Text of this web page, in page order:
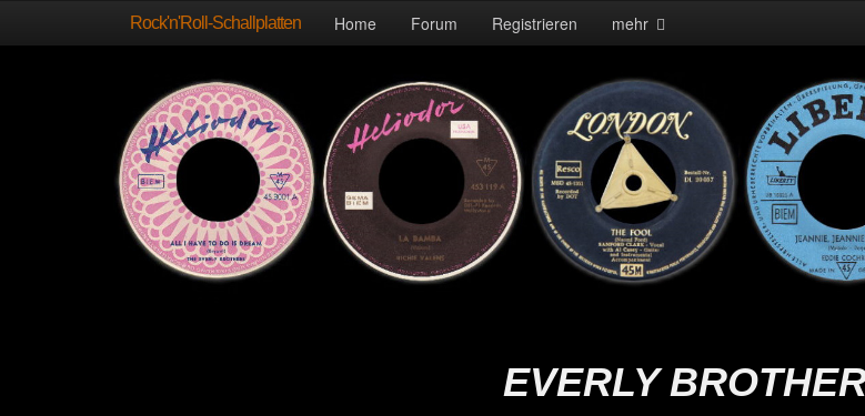
Rock'n'Roll-Schallplatten Home Forum Registrieren mehr
EVERLY